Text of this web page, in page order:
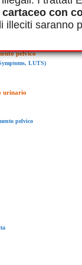
con
illeciti saranno
del pavimento pelvico
e il tronco
pelvico
LUTS)
urinario
pelvico